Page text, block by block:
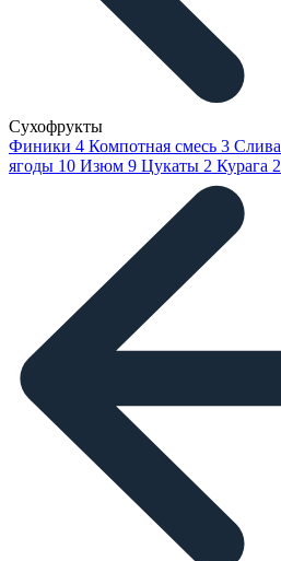
Сухофрукты
Финики 4 Компотная смесь 3 Слива
ягоды 10 Изюм 9 Цукаты 2 Курага 2